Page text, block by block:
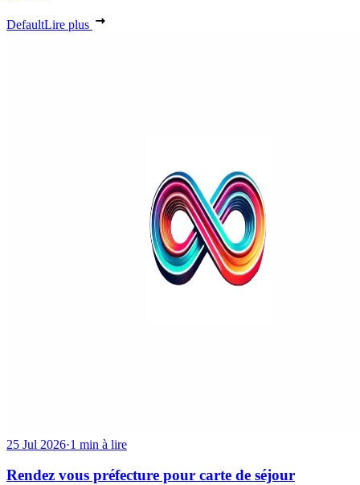
DefaultLire plus
25 Jul 2026·1 min à lire
Rendez vous préfecture pour carte de séjour